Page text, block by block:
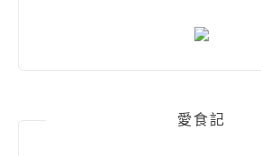
愛食記